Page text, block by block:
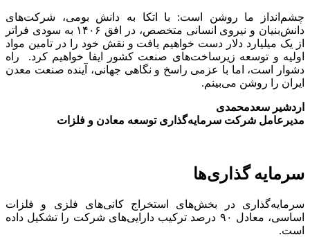
چشم‌انداز ما روشن است: با اتکا به دانش بومی، شرکت‌های
دانش‌بنیان و نیروی انسانی متخصص، در افق ۱۴۰۶ به سودی فراتر
از یک میلیارد دلار دست خواهیم یافت و نقش خود را در تامین مواد
اولیه و توسعه زیرساخت‌های صنعت کشور ایفا خواهیم کرد. راه
دشوار است، اما با عزمی راسخ و نگاهی جهانی، آینده صنعت معدن
ایران را روشن می‌بینم.
اردشیر سعدمحمدی
مدیرعامل شرکت سرمایه‌گذاری توسعه معادن و فلزات
سرمایه گذاری‌ها
سرمایه‌گذاری در بخش‌های استخراج کانی‌های فلزی و فلزات
اساسی، معادل ۹۰ درصد ترکیب دارایی‌های شرکت را تشکیل داده
است.